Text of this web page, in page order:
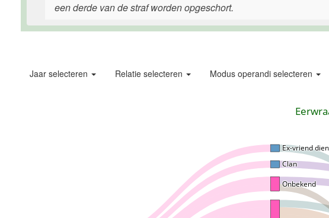
een derde van de straf worden opgeschort.